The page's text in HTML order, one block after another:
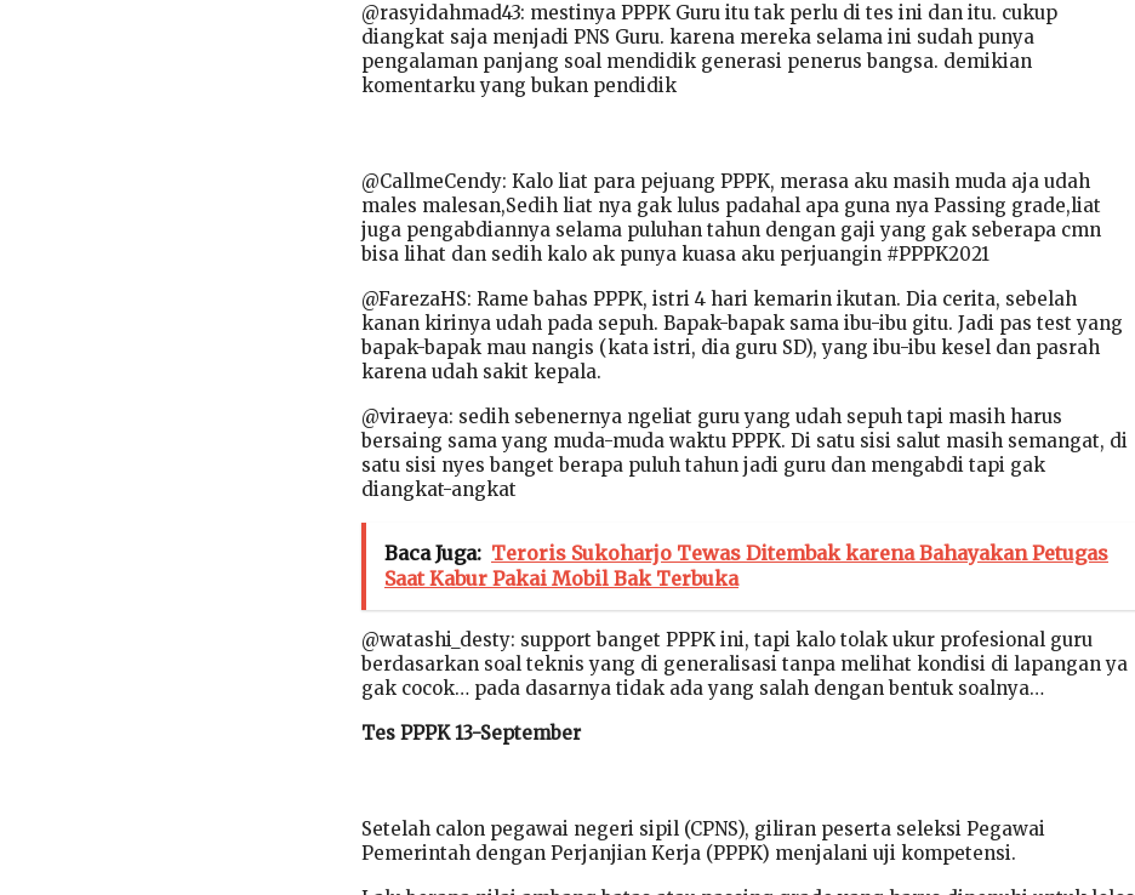
@rasyidahmad43: mestinya PPPK Guru itu tak perlu di tes ini dan itu. cukup
diangkat saja menjadi PNS Guru. karena mereka selama ini sudah punya
pengalaman panjang soal mendidik generasi penerus bangsa. demikian
komentarku yang bukan pendidik
@CallmeCendy: Kalo liat para pejuang PPPK, merasa aku masih muda aja udah
males malesan,Sedih liat nya gak lulus padahal apa guna nya Passing grade,liat
juga pengabdiannya selama puluhan tahun dengan gaji yang gak seberapa cmn
bisa lihat dan sedih kalo ak punya kuasa aku perjuangin #PPPK2021
@FarezaHS: Rame bahas PPPK, istri 4 hari kemarin ikutan. Dia cerita, sebelah
kanan kirinya udah pada sepuh. Bapak-bapak sama ibu-ibu gitu. Jadi pas test yang
bapak-bapak mau nangis (kata istri, dia guru SD), yang ibu-ibu kesel dan pasrah
karena udah sakit kepala.
@viraeya: sedih sebenernya ngeliat guru yang udah sepuh tapi masih harus
bersaing sama yang muda-muda waktu PPPK. Di satu sisi salut masih semangat, di
satu sisi nyes banget berapa puluh tahun jadi guru dan mengabdi tapi gak
diangkat-angkat
Baca Juga: Teroris Sukoharjo Tewas Ditembak karena Bahayakan Petugas
Saat Kabur Pakai Mobil Bak Terbuka
@watashi_desty: support banget PPPK ini, tapi kalo tolak ukur profesional guru
berdasarkan soal teknis yang di generalisasi tanpa melihat kondisi di lapangan ya
gak cocok… pada dasarnya tidak ada yang salah dengan bentuk soalnya…
Tes PPPK 13-September
Setelah calon pegawai negeri sipil (CPNS), giliran peserta seleksi Pegawai
Pemerintah dengan Perjanjian Kerja (PPPK) menjalani uji kompetensi.